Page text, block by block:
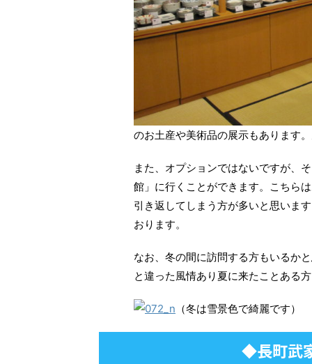
のお土産や美術品の展示もあります
また、オプションではないですが、
館」に行くことができます。こちら
引き返してしまう方が多いと思いま
おります。
なお、冬の間に訪問する方もいるか
と違った風情あり夏に来たことある
（冬は雪景色で綺麗です）
◆長町武